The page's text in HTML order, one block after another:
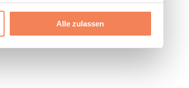
„Details“ und „Über Cookies“
Alle zulassen